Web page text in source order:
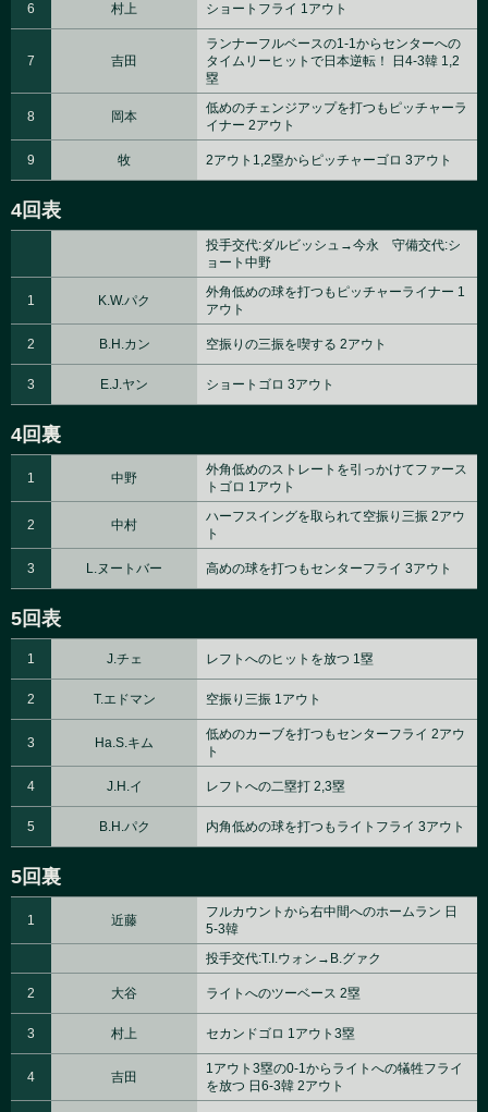
6 村上 ショートフライ 1アウト
7 吉田
ランナーフルベースの1-1からセンターへの
タイムリーヒットで日本逆転！ 日4-3韓 1,2
塁
8 岡本
低めのチェンジアップを打つもピッチャーラ
イナー 2アウト
9 牧 2アウト1,2塁からピッチャーゴロ 3アウト
4回表
投手交代:ダルビッシュ→今永 守備交代:シ
ョート中野
1 K.W.パク
外角低めの球を打つもピッチャーライナー 1
アウト
2 B.H.カン 空振りの三振を喫する 2アウト
3 E.J.ヤン ショートゴロ 3アウト
4回裏
1 中野
外角低めのストレートを引っかけてファース
トゴロ 1アウト
2 中村
ハーフスイングを取られて空振り三振 2アウ
ト
3 L.ヌートバー 高めの球を打つもセンターフライ 3アウト
5回表
1 J.チェ レフトへのヒットを放つ 1塁
2 T.エドマン 空振り三振 1アウト
3 Ha.S.キム
低めのカーブを打つもセンターフライ 2アウ
ト
4 J.H.イ レフトへの二塁打 2,3塁
5 B.H.パク 内角低めの球を打つもライトフライ 3アウト
5回裏
1 近藤
フルカウントから右中間へのホームラン 日
5-3韓
投手交代:T.I.ウォン→B.グァク
2 大谷 ライトへのツーベース 2塁
3 村上 セカンドゴロ 1アウト3塁
4 吉田
1アウト3塁の0-1からライトへの犠牲フライ
を放つ 日6-3韓 2アウト